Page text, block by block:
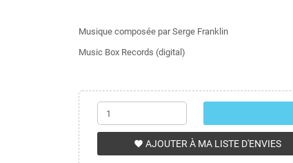
Musique composée par Serge Franklin
Music Box Records (digital)
favorite AJOUTER À MA LISTE D'ENVIES